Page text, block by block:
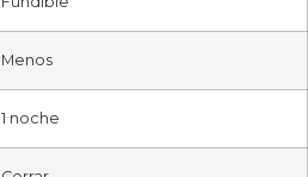
Menos
1 noche